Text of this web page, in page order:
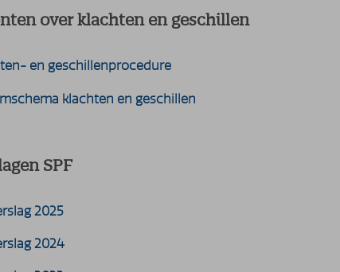
over klachten en geschillen
en geschillenprocedure
klachten en geschillen
SPF
2025
2024